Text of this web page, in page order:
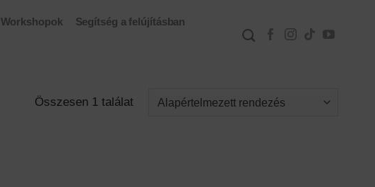
Workshopok Segítség a felújításban
Összesen 1 találat